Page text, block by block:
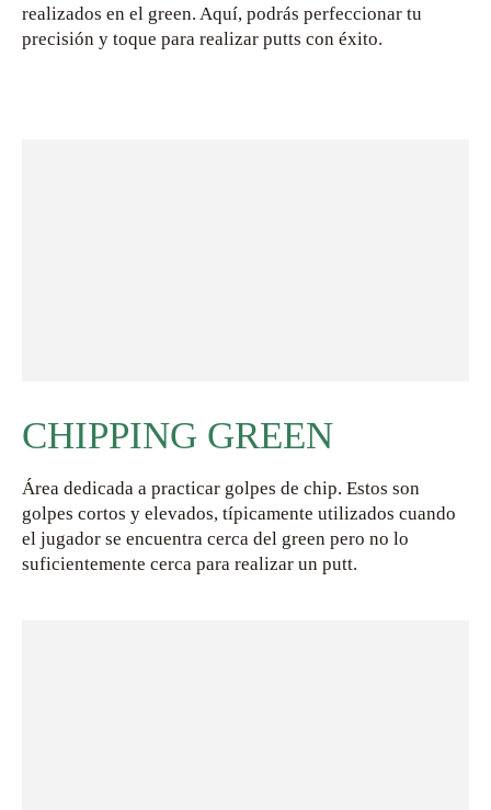
realizados en el green. Aquí, podrás perfeccionar tu
precisión y toque para realizar putts con éxito.
CHIPPING GREEN
Área dedicada a practicar golpes de chip. Estos son
golpes cortos y elevados, típicamente utilizados cuando
el jugador se encuentra cerca del green pero no lo
suficientemente cerca para realizar un putt.